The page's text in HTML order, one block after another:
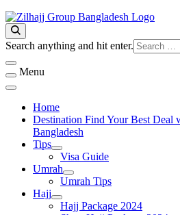
জিলহজ্জ গ্রুপ বাংলাদেশ
Best Hajj Umrah Travel Tour Agent in
Looking
Something?
Search anything and hit enter.
Menu
Home
Destination Find Your Best Deal
Bangladesh
Tips
Visa Guide
Umrah
Umrah Tips
Hajj
Hajj Package 2024